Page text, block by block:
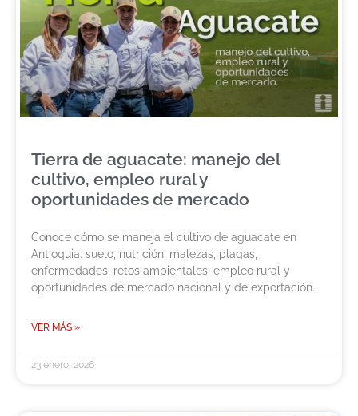
Tierra de aguacate: manejo del
cultivo, empleo rural y
oportunidades de mercado
Conoce cómo se maneja el cultivo de aguacate en
Antioquia: suelo, nutrición, malezas, plagas,
enfermedades, retos ambientales, empleo rural y
oportunidades de mercado nacional y de exportación.
VER MÁS »
23 enero, 2026